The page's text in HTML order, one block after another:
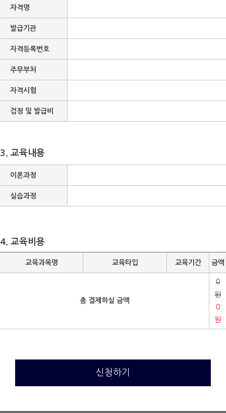
자격명
발급기관
자격등록번호
주무부처
자격시험
검정 및 발급비
3. 교육내용
이론과정
실습과정
4. 교육비용
교육과목명 교육타입 교육기간 금액
총 결제하실 금액
0
원
0
원
신청하기